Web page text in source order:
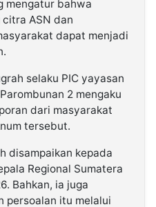
mengatur bahwa
ASN dan
dapat menjadi
selaku PIC yayasan
2 mengaku
dari masyarakat
tersebut.
disampaikan kepada
Regional Sumatera
Bahkan, ia juga
persoalan itu melalui